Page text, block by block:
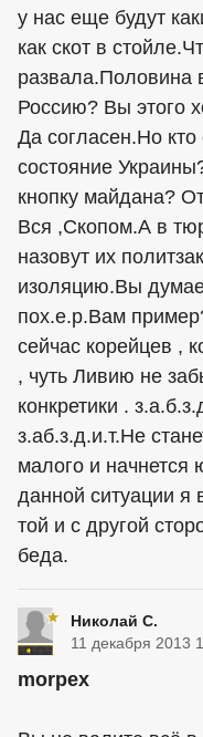
у нас еще будут
как скот в
развала.Половина
Россию? Вы этого
Да согласен.Но
состояние
кнопку майдана?
Вся ,Скопом.А в
назовут их
изоляцию.Вы
пох.е.р.Вам
сейчас корейцев ,
, чуть Ливию не
конкретики .
з.аб.з.д.и.т.Не
малого и начнется
данной ситуации я
той и с другой
беда.
Николай С.
11 декабря 2013
morpex